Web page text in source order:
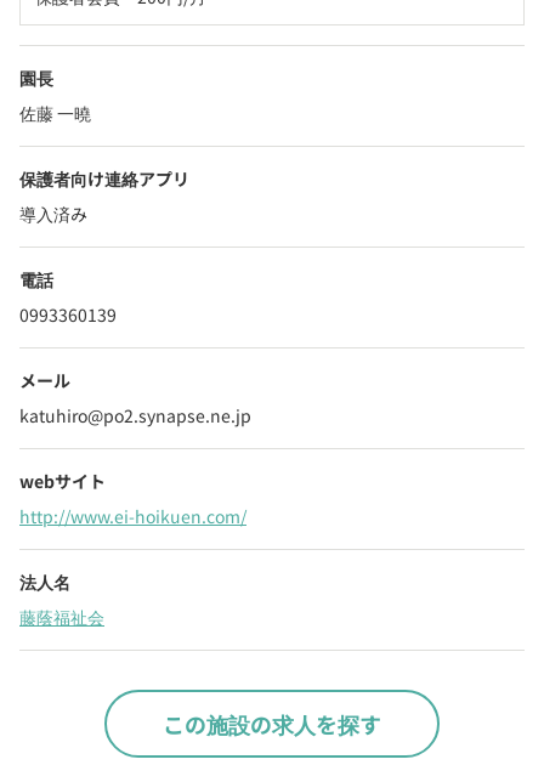
園長
佐藤 一曉
保護者向け連絡アプリ
導入済み
電話
0993360139
メール
katuhiro@po2.synapse.ne.jp
webサイト
http://www.ei-hoikuen.com/
法人名
藤蔭福祉会
この施設の求人を探す